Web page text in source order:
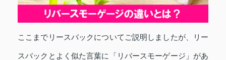
ここまでリースバックについてご説明しましたが、リー
スバックとよく似た言葉に「リバースモーゲージ」があ